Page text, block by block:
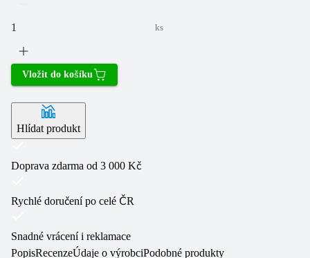
ks
Vložit do košíku
Hlídat produkt
Doprava zdarma od 3 000 Kč
Rychlé doručení po celé ČR
Snadné vrácení i reklamace
PopisRecenzeÚdaje o výrobciPodobné produkty